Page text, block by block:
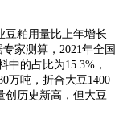
豆粕用量比上年增长
家测算，2021年全国
中的占比为15.3%，
万吨，折合大豆1400
创历史新高，但大豆